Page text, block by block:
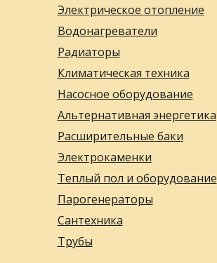
Электрическое отопление
Водонагреватели
Радиаторы
Климатическая техника
Насосное оборудование
Альтернативная энергетика
Расширительные баки
Электрокаменки
Теплый пол и оборудование
Парогенераторы
Сантехника
Трубы